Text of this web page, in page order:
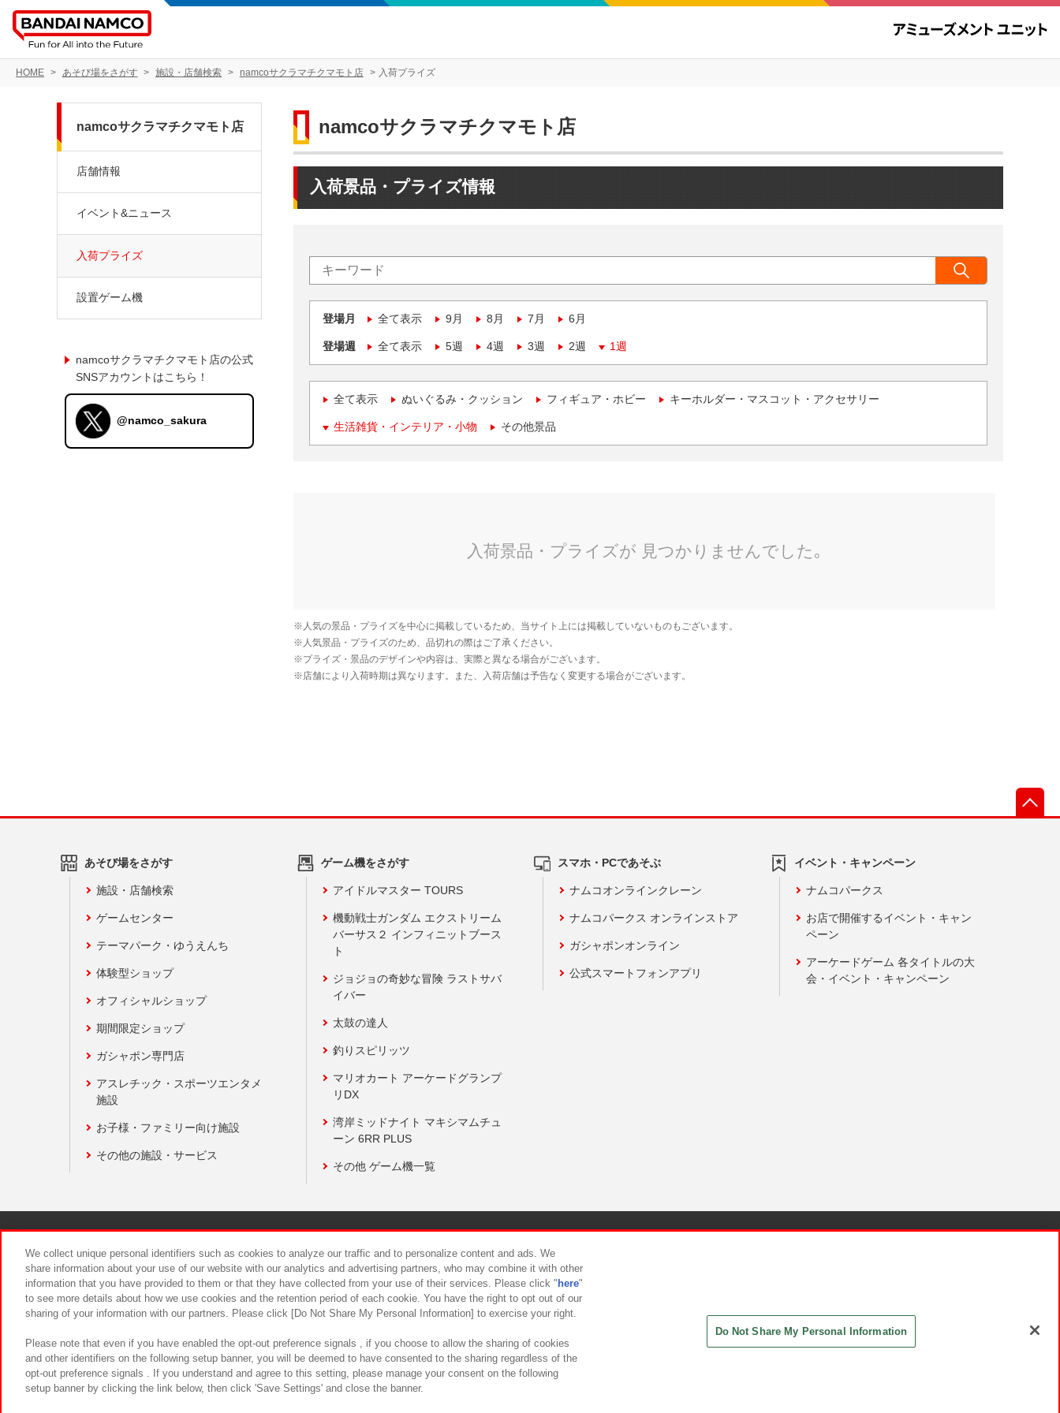
HOME あそび場をさがす 施設・店舗検索 namcoサクラマチクマモト店 入荷プライズ
namcoサクラマチクマモト店
入荷景品・プライズ情報
登場月 全て表示 9月 8月 7月 6月
登場週 全て表示 5週 4週 3週 2週 1週
全て表示 ぬいぐるみ・クッション フィギュア・ホビー キーホルダー・マスコット・アクセサリー
生活雑貨・インテリア・小物 その他景品
namcoサクラマチクマモト店
店舗情報
イベント&ニュース
入荷プライズ
設置ゲーム機
namcoサクラマチクマモト店の公式
SNSアカウントはこちら！
@namco_sakura
あそび場をさがす
施設・店舗検索
ゲームセンター
テーマパーク・ゆうえんち
体験型ショップ
オフィシャルショップ
期間限定ショップ
ガシャポン専門店
アスレチック・スポーツエンタメ
施設
お子様・ファミリー向け施設
その他の施設・サービス
ゲーム機をさがす
アイドルマスター TOURS
機動戦士ガンダム エクストリーム
バーサス２ インフィニットブース
ト
ジョジョの奇妙な冒険 ラストサバ
イバー
太鼓の達人
釣りスピリッツ
マリオカート アーケードグランプ
リDX
湾岸ミッドナイト マキシマムチュ
ーン 6RR PLUS
その他 ゲーム機一覧
スマホ・PCであそぶ
ナムコオンラインクレーン
ナムコパークス オンラインストア
ガシャポンオンライン
公式スマートフォンアプリ
イベント・キャンペーン
ナムコパークス
お店で開催するイベント・キャン
ペーン
アーケードゲーム 各タイトルの大
会・イベント・キャンペーン
食品のご提供について カスタマーハラスメント対応方針
We collect unique personal identifiers such as cookies to analyze our traffic and to personalize content and ads. We
share information about your use of our website with our analytics and advertising partners, who may combine it with other
information that you have provided to them or that they have collected from your use of their services. Please click " here"
to see more details about how we use cookies and the retention period of each cookie. You have the right to opt out of our
sharing of your information with our partners. Please click [Do Not Share My Personal Information] to exercise your right.
Please note that even if you have enabled the opt-out preference signals , if you choose to allow the sharing of cookies
and other identifiers on the following setup banner, you will be deemed to have consented to the sharing regardless of the
opt-out preference signals . If you understand and agree to this setting, please manage your consent on the following
setup banner by clicking the link below, then click 'Save Settings' and close the banner.
Do Not Share My Personal Information